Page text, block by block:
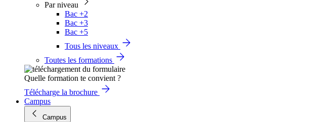
Par niveau
Bac +2
Bac +3
Bac +5
Tous les niveaux
Toutes les formations
Quelle formation te convient ?
Télécharge la brochure
Campus
Campus